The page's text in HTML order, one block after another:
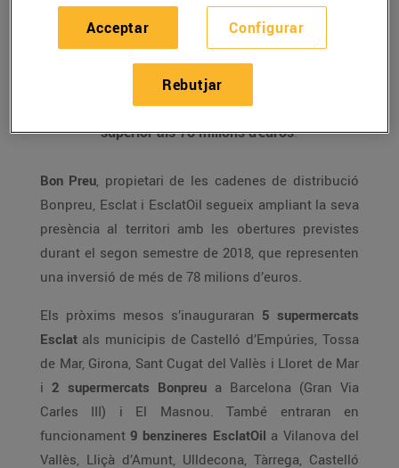
recollida de compra online.
Amb aquestes obertures es generaran
una de les primeres empreses
generadores d’ocupació estable a
superior als 78 milions d’euros.
Bon Preu, propietari de les cadenes de distribució
Bonpreu, Esclat i EsclatOil segueix ampliant la seva
presència al territori amb les obertures previstes
durant el segon semestre de 2018, que representen
una inversió de més de 78 milions d’euros.
Els pròxims mesos s’inauguraran 5 supermercats
Esclat als municipis de Castelló d’Empúries, Tossa
de Mar, Girona, Sant Cugat del Vallès i Lloret de Mar
i 2 supermercats Bonpreu a Barcelona (Gran Via
Carles III) i El Masnou. També entraran en
funcionament 9 benzineres EsclatOil a Vilanova del
Vallès, Lliçà d’Amunt, Ulldecona, Tàrrega, Castelló
Configurar
Rebutjar
Acceptar